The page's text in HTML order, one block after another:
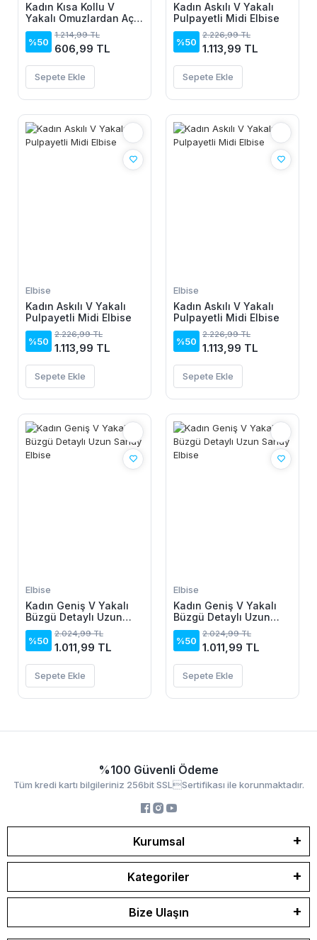
Kadın Kısa Kollu V
Yakalı Omuzlardan Açık
Salaş şifon Bluz
%50
1.214,99 TL
606,99 TL
Sepete Ekle
Kadın Askılı V Yakalı
Pulpayetli Midi Elbise
%50
2.226,99 TL
1.113,99 TL
Sepete Ekle
Elbise
Kadın Askılı V Yakalı
Pulpayetli Midi Elbise
%50
2.226,99 TL
1.113,99 TL
Sepete Ekle
Elbise
Kadın Askılı V Yakalı
Pulpayetli Midi Elbise
%50
2.226,99 TL
1.113,99 TL
Sepete Ekle
Elbise
Kadın Geniş V Yakalı
Büzgü Detaylı Uzun
Sandy Elbise
%50
2.024,99 TL
1.011,99 TL
Sepete Ekle
Elbise
Kadın Geniş V Yakalı
Büzgü Detaylı Uzun
Sandy Elbise
%50
2.024,99 TL
1.011,99 TL
Sepete Ekle
%100 Güvenli Ödeme
Tüm kredi kartı bilgileriniz 256bit SSLSertifikası ile korunmaktadır.
Kurumsal
Kategoriler
Bize Ulaşın